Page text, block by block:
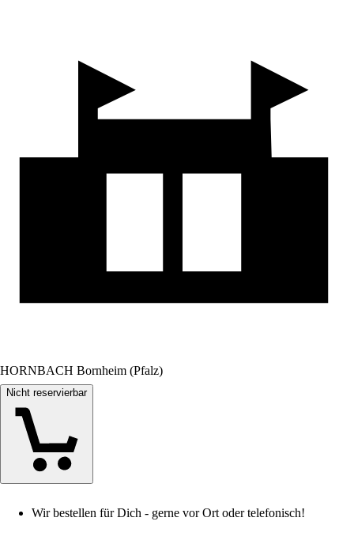
HORNBACH Bornheim (Pfalz)
Nicht reservierbar
Wir bestellen für Dich - gerne vor Ort oder telefonisch!